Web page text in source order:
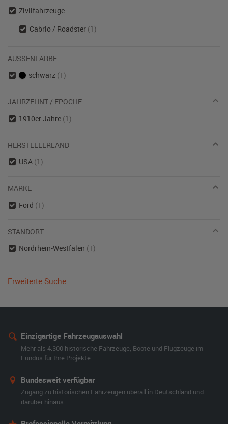
Zivilfahrzeuge
Cabrio / Roadster (1)
AUSSENFARBE
schwarz (1)
JAHRZEHNT / EPOCHE
1910er Jahre (1)
HERSTELLERLAND
USA (1)
MARKE
Ford (1)
STANDORT
Nordrhein-Westfalen (1)
Erweiterte Suche
Einzigartige Fahrzeugauswahl
Mehr als 4.300 historische Fahrzeuge, Boote und Flugzeuge im
Fundus für Ihre Projekte.
Bundesweit verfügbar
Zugang zu historischen Fahrzeugen überall in Deutschland und
darüber hinaus.